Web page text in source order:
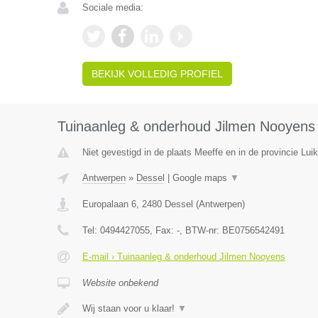
Sociale media:
BEKIJK VOLLEDIG PROFIEL
Tuinaanleg & onderhoud Jilmen Nooyens
Niet gevestigd in de plaats Meeffe en in de provincie
Antwerpen» Dessel Google maps ▼
Europalaan 6, 2480 Dessel (Antwerpen)
Tel: 0494427055, Fax: -, BTW-nr: BE0756542491
E-mail › Tuinaanleg & onderhoud Jilmen Nooyens
Website onbekend
Wij staan voor u klaar! ▼